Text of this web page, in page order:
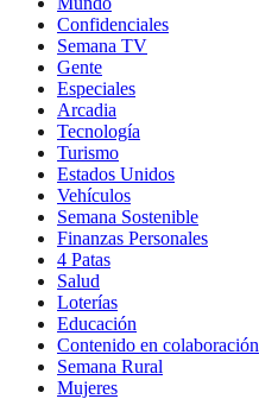
Confidenciales
Semana TV
Gente
Especiales
Arcadia
Tecnología
Turismo
Estados Unidos
Vehículos
Semana Sostenible
Finanzas Personales
4 Patas
Salud
Loterías
Educación
Contenido en colaboración
Semana Rural
Mujeres